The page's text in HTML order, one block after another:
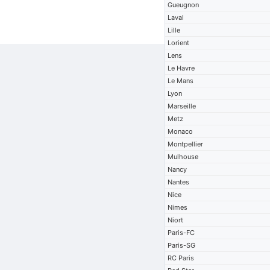
Gueugnon
Laval
Lille
Lorient
Lens
Le Havre
Le Mans
Lyon
Marseille
Metz
Monaco
Montpellier
Mulhouse
Nancy
Nantes
Nice
Nimes
Niort
Paris-FC
Paris-SG
RC Paris